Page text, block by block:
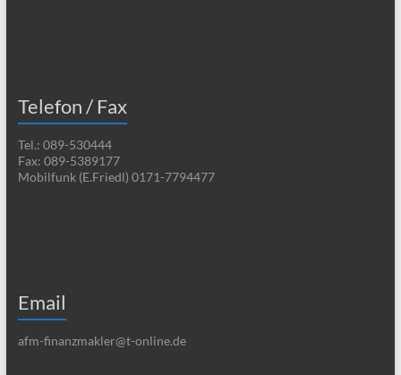
Telefon / Fax
Tel.: 089-530444
Fax: 089-5389177
Mobilfunk (E.Friedl) 0171-7794477
Email
afm-finanzmakler@t-online.de